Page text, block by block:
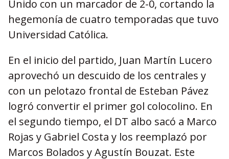
Unido con un marcador de 2-0, cortando la
hegemonía de cuatro temporadas que tuvo
Universidad Católica.
En el inicio del partido, Juan Martín Lucero
aprovechó un descuido de los centrales y
con un pelotazo frontal de Esteban Pávez
logró convertir el primer gol colocolino. En
el segundo tiempo, el DT albo sacó a Marco
Rojas y Gabriel Costa y los reemplazó por
Marcos Bolados y Agustín Bouzat. Este